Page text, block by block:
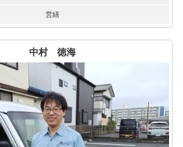
営繕
中村 徳海